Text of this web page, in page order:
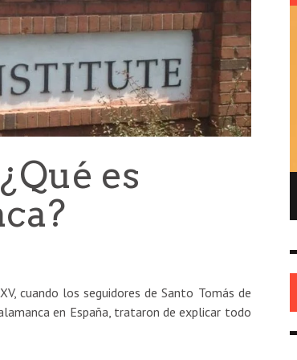
es
cuando los seguidores de Santo Tomás de
en España, trataron de explicar todo
ENRIQUE DE GANDIA – EL FUNDADOR DEL
REPUBLICANISMO EN AMÉRICA